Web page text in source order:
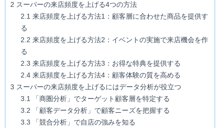
2 スーパーの来店頻度を上げる4つの方法
2.1 来店頻度を上げる方法1：顧客層に合わせた商品を提供す
る
2.2 来店頻度を上げる方法2：イベントの実施で来店機会を作
る
2.3 来店頻度を上げる方法3：お得な特典を提供する
2.4 来店頻度を上げる方法4：顧客体験の質を高める
3 スーパーの来店頻度を上げるにはデータ分析が役立つ
3.1
「商圏分析」でターゲット顧客層を特定する
3.2 「顧客データ分析」で顧客ニーズを把握する
3.3 「競合分析」で自店の強みを知る